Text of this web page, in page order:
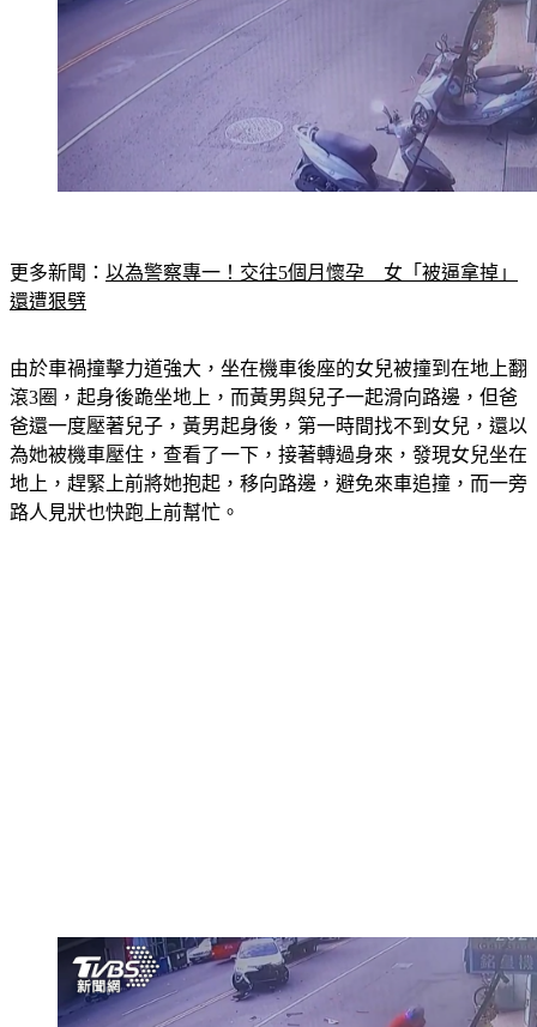
更多新聞：
由於車禍撞擊力道強大，坐在機車後座的女兒被撞到在地上翻
滾3圈，起身後跪坐地上，而黃男與兒子一起滑向路邊，但爸
爸還一度壓著兒子，黃男起身後，第一時間找不到女兒，還以
為她被機車壓住，查看了一下，接著轉過身來，發現女兒坐在
地上，趕緊上前將她抱起，移向路邊，避免來車追撞，而一旁